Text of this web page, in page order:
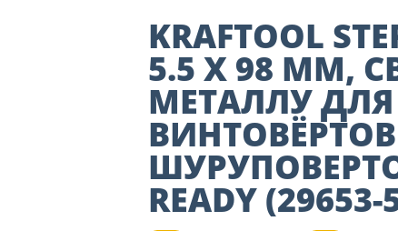
KRAFTOOL
5.5 Х 98 ММ,
МЕТАЛЛУ ДЛЯ
READY (29653-